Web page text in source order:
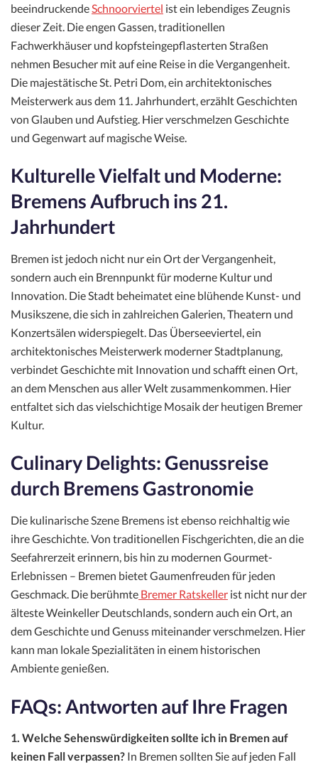
beeindruckende Schnoorviertel ist ein lebendiges Zeugnis
dieser Zeit. Die engen Gassen, traditionellen
Fachwerkhäuser und kopfsteingepflasterten Straßen
nehmen Besucher mit auf eine Reise in die Vergangenheit.
Die majestätische St. Petri Dom, ein architektonisches
Meisterwerk aus dem 11. Jahrhundert, erzählt Geschichten
von Glauben und Aufstieg. Hier verschmelzen Geschichte
und Gegenwart auf magische Weise.
Kulturelle Vielfalt und Moderne:
Bremens Aufbruch ins 21.
Jahrhundert
Bremen ist jedoch nicht nur ein Ort der Vergangenheit,
sondern auch ein Brennpunkt für moderne Kultur und
Innovation. Die Stadt beheimatet eine blühende Kunst- und
Musikszene, die sich in zahlreichen Galerien, Theatern und
Konzertsälen widerspiegelt. Das Überseeviertel, ein
architektonisches Meisterwerk moderner Stadtplanung,
verbindet Geschichte mit Innovation und schafft einen Ort,
an dem Menschen aus aller Welt zusammenkommen. Hier
entfaltet sich das vielschichtige Mosaik der heutigen Bremer
Kultur.
Culinary Delights: Genussreise
durch Bremens Gastronomie
Die kulinarische Szene Bremens ist ebenso reichhaltig wie
ihre Geschichte. Von traditionellen Fischgerichten, die an die
Seefahrerzeit erinnern, bis hin zu modernen Gourmet-
Erlebnissen – Bremen bietet Gaumenfreuden für jeden
Geschmack. Die berühmte Bremer Ratskeller ist nicht nur der
älteste Weinkeller Deutschlands, sondern auch ein Ort, an
dem Geschichte und Genuss miteinander verschmelzen. Hier
kann man lokale Spezialitäten in einem historischen
Ambiente genießen.
FAQs: Antworten auf Ihre Fragen
1. Welche Sehenswürdigkeiten sollte ich in Bremen auf
keinen Fall verpassen? In Bremen sollten Sie auf jeden Fall